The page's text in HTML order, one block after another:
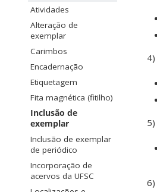
Atividades
Alteração de
exemplar
Carimbos
Encadernação
Etiquetagem
Fita magnética (fitilho)
Inclusão de
exemplar
Inclusão de exemplar
de periódico
Incorporação de
acervos da UFSC
4)
5)
6)